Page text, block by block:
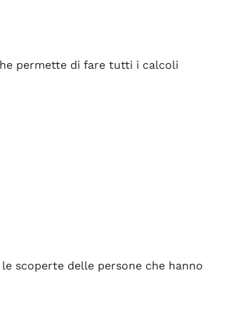
permette di fare tutti i calcoli
scoperte delle persone che hanno